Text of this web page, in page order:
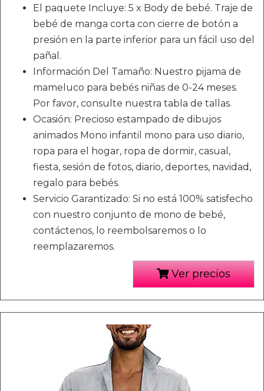
El paquete Incluye: 5 x Body de bebé. Traje de
bebé de manga corta con cierre de botón a
presión en la parte inferior para un fácil uso del
pañal.
Información Del Tamaño: Nuestro pijama de
mameluco para bebés niñas de 0-24 meses.
Por favor, consulte nuestra tabla de tallas.
Ocasión: Precioso estampado de dibujos
animados Mono infantil mono para uso diario,
ropa para el hogar, ropa de dormir, casual,
fiesta, sesión de fotos, diario, deportes, navidad,
regalo para bebés.
Servicio Garantizado: Si no está 100% satisfecho
con nuestro conjunto de mono de bebé,
contáctenos, lo reembolsaremos o lo
reemplazaremos.
Ver precios